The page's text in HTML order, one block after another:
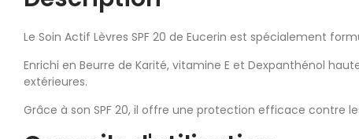
Le Soin Actif Lèvres SPF 20 de Eucerin est spécialement
Enrichi en Beurre de Karité, vitamine E et Dexpanthénol
extérieures.
Grâce à son SPF 20, il offre une protection efficace contre